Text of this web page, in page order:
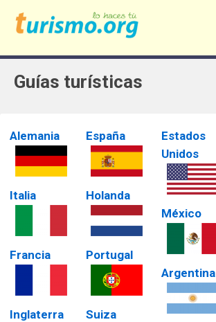
Guías turísticas
Alemania
Italia
Francia
Inglaterra
España
Holanda
Portugal
Suiza
Estados
Unidos
México
Argentina